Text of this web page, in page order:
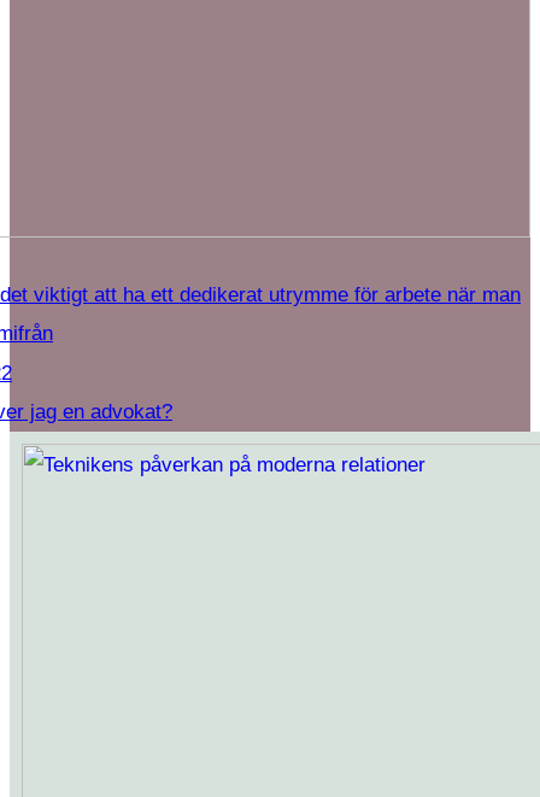
viktigt att ha ett dedikerat utrymme för arbete när man
jag en advokat?